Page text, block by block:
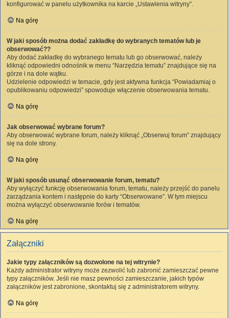
konfigurować w panelu użytkownika na karcie „Ustawienia witryny”.
Na górę
W jaki sposób można dodać zakładkę do wybranych tematów lub je
obserwować??
Aby dodać zakładkę do wybranego tematu lub go obserwować, należy
kliknąć odpowiedni odnośnik w menu “Narzędzia tematu” znajdujące się na
górze i na dole wątku.
Udzielenie odpowiedzi w temacie, gdy jest aktywna funkcja “Powiadamiaj o
opublikowaniu odpowiedzi” spowoduje włączenie obserwowania tematu.
Na górę
Jak obserwować wybrane forum?
Aby obserwować wybrane forum, należy kliknąć „Obserwuj forum” znajdujący
się na dole strony.
Na górę
W jaki sposób usunąć obserwowanie forum, tematu?
Aby wyłączyć funkcję obserwowania forum, tematu, należy przejść do panelu
zarządzania kontem i następnie do karty “Obserwowane”. W tym miejscu
można wyłączyć obserwowanie forów i tematów.
Na górę
Załączniki
Jakie typy załączników są dozwolone na tej witrynie?
Każdy administrator witryny może zezwolić lub zabronić zamieszczać pewne
typy załączników. Jeśli nie masz pewności zamieszczanie, jakich typów
załączników jest zabronione, skontaktuj się z administratorem witryny.
Na górę